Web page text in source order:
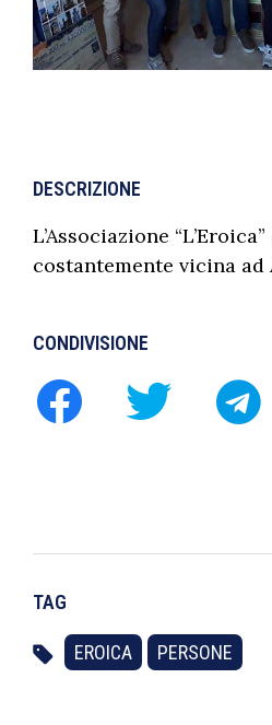
DESCRIZIONE
L’Associazione
costantemente vicina ad
CONDIVISIONE
TAG
EROICA PERSONE